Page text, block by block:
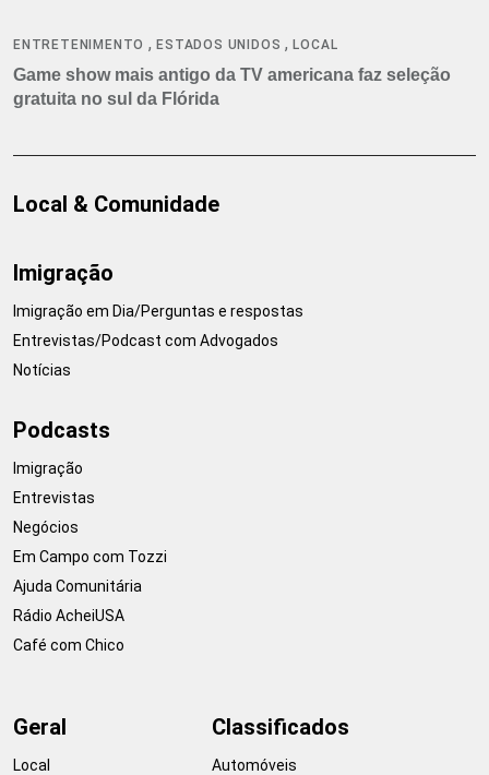
ENTRETENIMENTO ,ESTADOS UNIDOS ,LOCAL
Game show mais antigo da TV americana faz seleção
gratuita no sul da Flórida
Local & Comunidade
Imigração
Imigração em Dia/Perguntas e respostas
Entrevistas/Podcast com Advogados
Notícias
Podcasts
Imigração
Entrevistas
Negócios
Em Campo com Tozzi
Ajuda Comunitária
Rádio AcheiUSA
Café com Chico
Geral
Local
Classificados
Automóveis